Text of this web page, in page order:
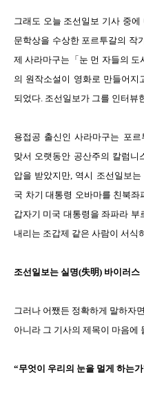
그래도 오늘 조선일보 기사 중
문학상을 수상한 포르투갈의 작
제 사라마구는「눈 먼 자들의 도
의 원작소설이 영화로 만들어지
되었다. 조선일보가 그를 인터뷰
용접공 출신인 사라마구는 포
맞서 오랫동안 공산주의 칼럼
압을 받았지만, 역시 조선일보
국 차기 대통령 오바마를 친북
갑자기 미국 대통령을 좌파라
내리는 조갑제 같은 사람이 서식
조선일보는 실명(失明) 바이러스
그러나 어쨌든 정확하게 말하자
아니라 그 기사의 제목이 마음에
“무엇이 우리의 눈을 멀게 하는